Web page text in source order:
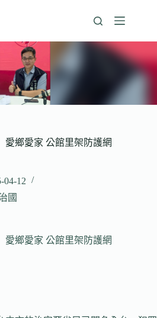
鄉愛家 公館里架防護網
04-12
國
鄉愛家 公館里架防護網